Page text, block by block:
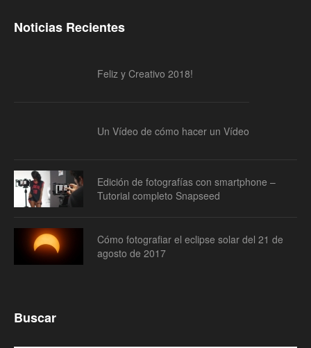
Noticias Recientes
Feliz y Creativo 2018!
Un Vídeo de cómo hacer un Vídeo
Edición de fotografías con smartphone –
Tutorial completo Snapseed
Cómo fotografiar el eclipse solar del 21 de
agosto de 2017
Buscar